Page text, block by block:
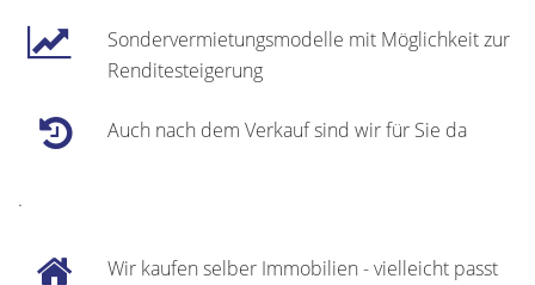
Sondervermietungsmodelle mit Möglichkeit zur
Renditesteigerung
Auch nach dem Verkauf sind wir für Sie da
.
Wir kaufen selber Immobilien - vielleicht passt